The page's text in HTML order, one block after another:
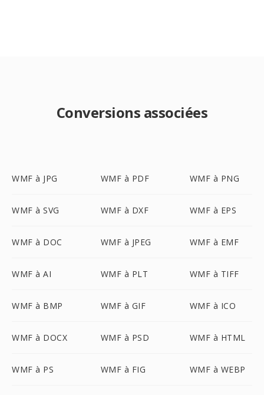
Conversions associées
WMF à JPG WMF à PDF WMF à PNG
WMF à SVG WMF à DXF WMF à EPS
WMF à DOC WMF à JPEG WMF à EMF
WMF à AI WMF à PLT WMF à TIFF
WMF à BMP WMF à GIF WMF à ICO
WMF à DOCX WMF à PSD WMF à HTML
WMF à PS WMF à FIG WMF à WEBP